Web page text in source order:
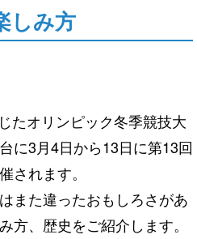
しみ方
たオリンピック冬季競技大
に3月4日から13日に第13回
されます。
また違ったおもしろさがあ
方、歴史をご紹介します。